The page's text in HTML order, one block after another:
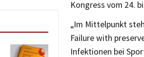
Kongress vom 24.
„Im Mittelpunkt
Failure with
Infektionen bei